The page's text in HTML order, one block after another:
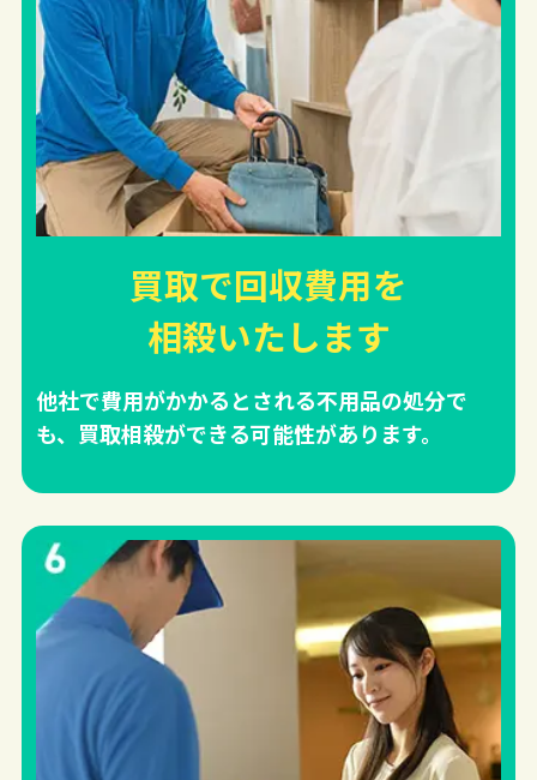
買取で回収費用を
相殺いたします
他社で費用がかかるとされる不用品の処分で
も、買取相殺ができる可能性があります。